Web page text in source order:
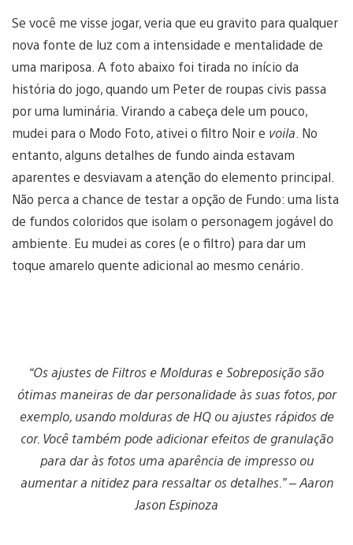
Se você me visse jogar, veria que eu gravito para qualquer
nova fonte de luz com a intensidade e mentalidade de
uma mariposa. A foto abaixo foi tirada no início da
história do jogo, quando um Peter de roupas civis passa
por uma luminária. Virando a cabeça dele um pouco,
mudei para o Modo Foto, ativei o filtro Noir e voila . No
entanto, alguns detalhes de fundo ainda estavam
aparentes e desviavam a atenção do elemento principal.
Não perca a chance de testar a opção de Fundo: uma lista
de fundos coloridos que isolam o personagem jogável do
ambiente. Eu mudei as cores (e o filtro) para dar um
toque amarelo quente adicional ao mesmo cenário.
“Os ajustes de Filtros e Molduras e Sobreposição são
ótimas maneiras de dar personalidade às suas fotos, por
exemplo, usando molduras de HQ ou ajustes rápidos de
cor. Você também pode adicionar efeitos de granulação
para dar às fotos uma aparência de impresso ou
aumentar a nitidez para ressaltar os detalhes.” – Aaron
Jason Espinoza